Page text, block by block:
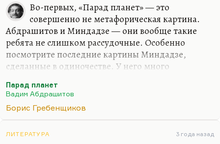
Во-первых, «Парад планет» — это
совершенно не метафорическая картина.
Абдрашитов и Миндадзе — они вообще такие
ребята не слишком рассудочные. Особенно
посмотрите последние картины Миндадзе,
сделанные в одиночестве. У него много
настроения. И, кстати говоря, «Парад планет» —
это фильм, который транслирует очень точно
настроения 1984 года. Я очень хорошо помню эти
посмертное или внежизненное существование.
Парад планет
Вадим Абдрашитов
Борис Гребенщиков
ЛИТЕРАТУРА 3 года назад